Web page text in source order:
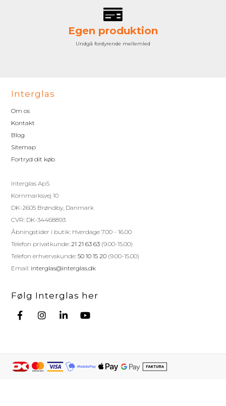
Egen produktion
Undgå fordyrende mellemled
Interglas
Om os
Kontakt
Blog
Sitemap
Fortryd dit køb
Interglas ApS
Kornmarksvej 10
DK-2605 Brøndby, Danmark
CVR: DK-34468893
Åbningstider i butik: Hverdage 7.00 - 16.00
Telefon privatkunde:21 21 63 63 (9.00-15.00)
Telefon erhvervskunde:50 10 15 20 (9.00-15.00)
Email: interglas@interglas.dk
Følg Interglas her